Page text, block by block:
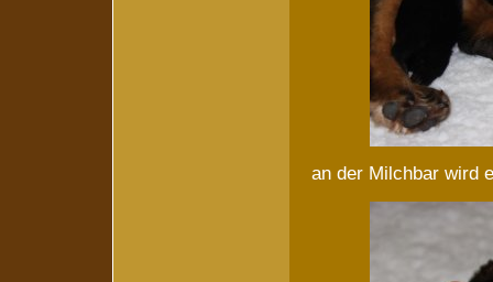
an der Milchbar wird